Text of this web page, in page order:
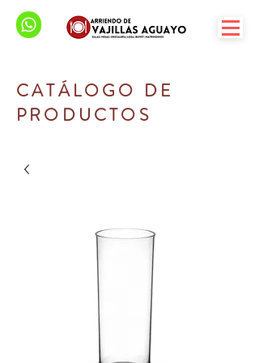
CATÁLOGO DE
PRODUCTOS